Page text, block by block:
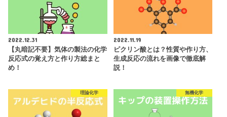
2022.12.31
【丸暗記不要】気体の製法の化学
反応式の覚え方と作り方総まと
め！
2022.11.19
ピクリン酸とは？性質や作り方、
生成反応の流れを画像で徹底解
説！
理論化学 無機化学